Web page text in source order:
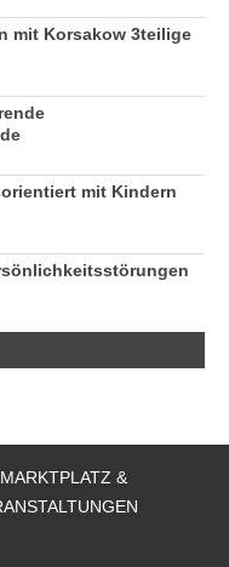
mit Korsakow 3teilige
mit Kindern
MARKTPLATZ &